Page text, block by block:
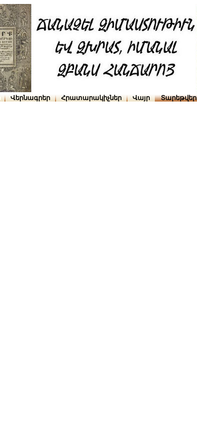
Վերնագրեր Հրատարակիչներ Վայր Տարեթվեր